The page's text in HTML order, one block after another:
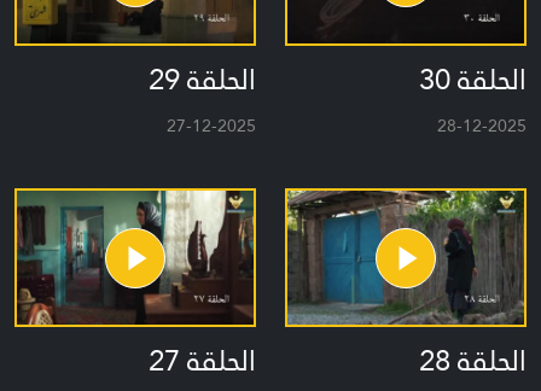
الحلقة 30
28-12-2025
الحلقة 29
27-12-2025
الحلقة 28 الحلقة 27